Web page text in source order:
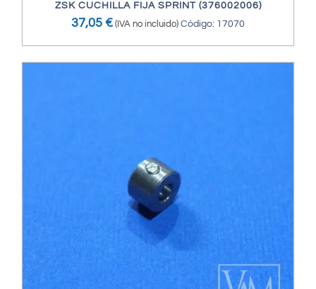
ZSK CUCHILLA FIJA SPRINT (376002006)
37,05 € (IVA no incluido) Código: 17070